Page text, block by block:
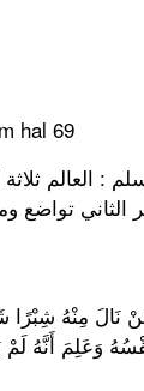
hal 69
: العالم
تواضع
وَعَلِمَ أَنَّهُ لَمْ